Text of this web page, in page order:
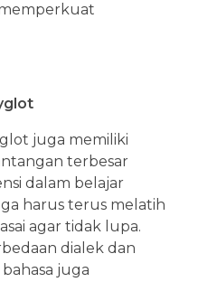
juga memiliki
terbesar
dalam belajar
harus terus melatih
agar tidak lupa.
dialek dan
juga